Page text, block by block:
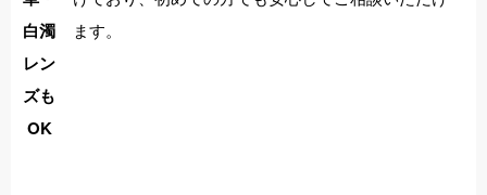
白濁
レン
ズも
OK
ます。